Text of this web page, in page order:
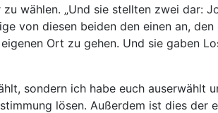
wählen. „Und sie stellten zwei dar:
von diesen beiden den einen an,
Ort zu gehen. Und sie gaben
sondern ich habe euch auserwählt
lösen. Außerdem ist dies der